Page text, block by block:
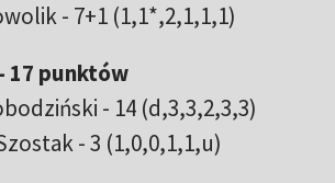
- 7+1 (1,1*,2,1,1,1)
17 punktów
- 14 (d,3,3,2,3,3)
- 3 (1,0,0,1,1,u)